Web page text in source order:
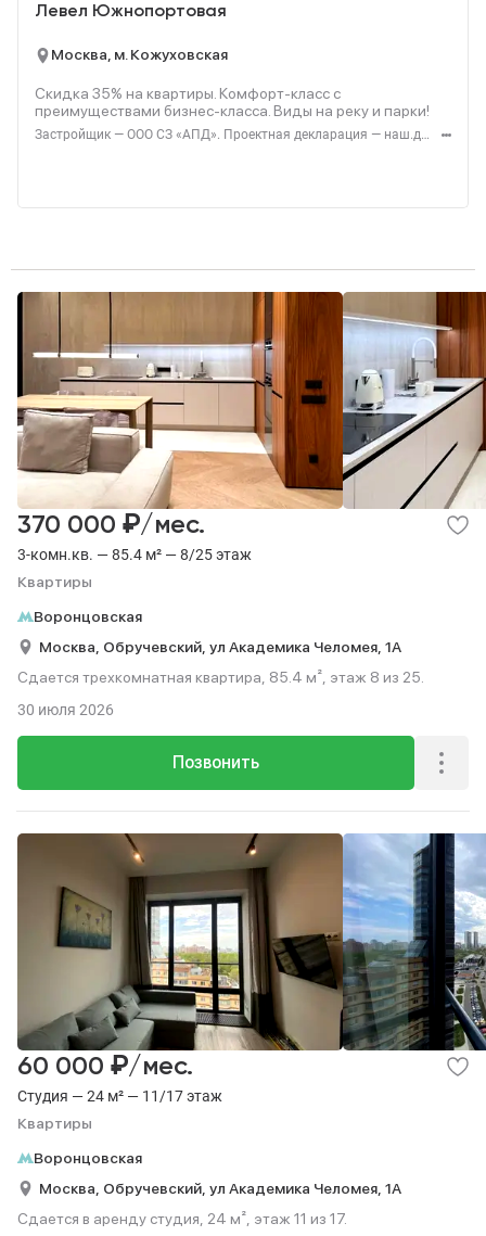
Левел Южнопортовая
Москва, м. Кожуховская
Скидка 35% на квартиры. Комфорт-класс с
преимуществами бизнес-класса. Виды на реку и парки!
Застройщик — ООО СЗ «АПД». Проектная декларация — наш.дом.рф. Акция до 28.02.2026. Не оферта. Подробности — Level.ru
3-комн.кв. — 85.4 м² — 8/25 этаж
Квартиры
370 000 ₽/мес.
Воронцовская
Москва, Обручевский, ул Академика Челомея, 1А
Сдается трехкомнатная квартира, 85.4 м², этаж 8 из 25.
Позвонить
30 июля 2026
Студия — 24 м² — 11/17 этаж
Квартиры
60 000 ₽/мес.
Воронцовская
Москва, Обручевский, ул Академика Челомея, 1А
Сдается в аренду студия, 24 м², этаж 11 из 17.